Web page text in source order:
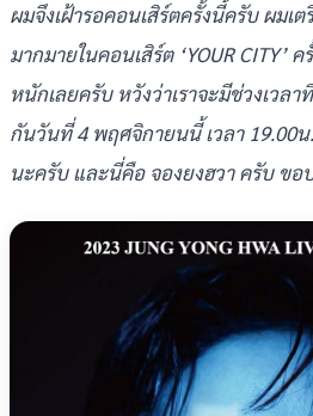
ผมจึงเฝ้ารอคอนเสิร์ตครั้งนี้ครับ ผมเ
มากมายในคอนเสิร์ต ‘YOUR CITY’
หนักเลยครับ หวังว่าเราจะมีช่วงเวล
กันวันที่ 4 พฤศจิกายนนี้ เวลา 19.00
นะครับ และนี่คือ จองยงฮวา ครับ ข